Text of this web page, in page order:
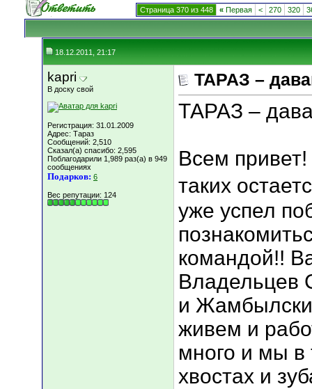
Страница 370 из 448 « Первая < 270 320
18.12.2011, 21:17
kapri
В доску свой
Регистрация: 31.01.2009
Адрес: Тараз
Сообщений: 2,510
Сказал(а) спасибо: 2,595
Поблагодарили 1,989 раз(а) в 949
сообщениях
Подарков: 6
Вес репутации: 124
ТАРАЗ –
ТАРАЗ –
Всем
таких
уже успел
командой!!
Владельцев
и
живем и
много и мы в
хвостах и